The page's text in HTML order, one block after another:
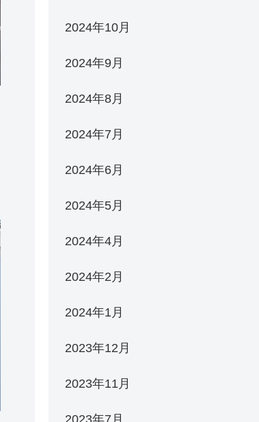
2024年10月
2024年9月
2024年8月
2024年7月
2024年6月
2024年5月
2024年4月
2024年2月
2024年1月
2023年12月
2023年11月